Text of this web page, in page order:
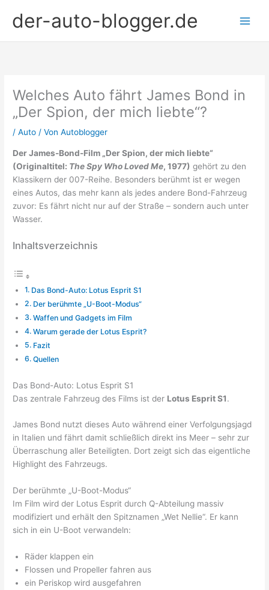
Inhaltder-auto-blogger.de
Welches Auto fährt James Bond in
„Der Spion, der mich liebte“?
/Auto / VonAutoblogger
Der James-Bond-Film „Der Spion, der mich liebte“
(Originaltitel: The Spy Who Loved Me, 1977) gehört zu den
Klassikern der 007-Reihe. Besonders berühmt ist er wegen
eines Autos, das mehr kann als jedes andere Bond-Fahrzeug
zuvor: Es fährt nicht nur auf der Straße – sondern auch unter
Wasser.
Inhaltsverzeichnis
Das Bond-Auto: Lotus Esprit S1
Der berühmte „U-Boot-Modus“
Waffen und Gadgets im Film
Warum gerade der Lotus Esprit?
Fazit
Quellen
Das Bond-Auto: Lotus Esprit S1
Das zentrale Fahrzeug des Films ist der Lotus Esprit S1.
James Bond nutzt dieses Auto während einer Verfolgungsjagd
in Italien und fährt damit schließlich direkt ins Meer – sehr zur
Überraschung aller Beteiligten. Dort zeigt sich das eigentliche
Highlight des Fahrzeugs.
Der berühmte „U-Boot-Modus“
Im Film wird der Lotus Esprit durch Q-Abteilung massiv
modifiziert und erhält den Spitznamen „Wet Nellie“. Er kann
sich in ein U-Boot verwandeln:
Räder klappen ein
Flossen und Propeller fahren aus
ein Periskop wird ausgefahren